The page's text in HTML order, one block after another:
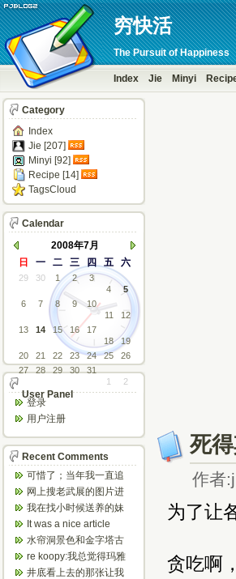
穷快活
The Pursuit of Happiness
Index Jie Minyi
死
作者
为了让
贪吃啊
Category
Index
Jie [207]
Minyi [92]
Recipe [14]
TagsCloud
Calendar
2008年7月
日
一 二 三 四 五 六
29 30 1 2
3
4
5
6
7 8 9
10
11
12
13
14 15 16
17
18
19
20
21 22 23 24 25
26
27
28 29 30
31
1
2
User Panel
登录
用户注册
Recent Comments
可惜了；当年我一直追
着这个，看博主夫妇一
步步在多伦...
网上搜老武展的图片进
来了，一晃是你十年前
的帖子，时...
我在找小时候送养的妹
妹，有人QQ找我说找到
了匹配的...
It was a nice article
and...
水帘洞景色和金字塔古
迹都不错。
re koopy:我总觉得玛雅
人见过外星人。不然哪...
井底看上去的那张让我